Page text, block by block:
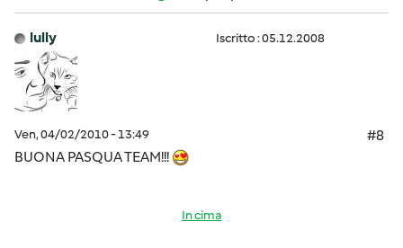
lully Iscritto : 05.12.2008
Ven, 04/02/2010 - 13:49
#8
BUONA PASQUA TEAM!!!
In cima